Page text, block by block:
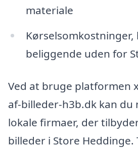
materiale
beliggende uden for
Ved at bruge platformen
af-billeder-h3b.dk kan du
lokale firmaer, der
billeder i Store